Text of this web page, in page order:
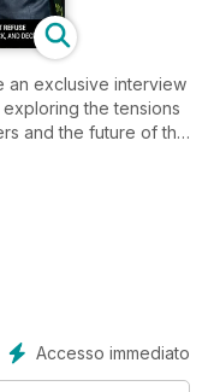
an exclusive interview
exploring the tensions
and the future of the
chess is evolving from
Ray Keene offers
dominant
title, and
legend Fridrik
Accesso immediato